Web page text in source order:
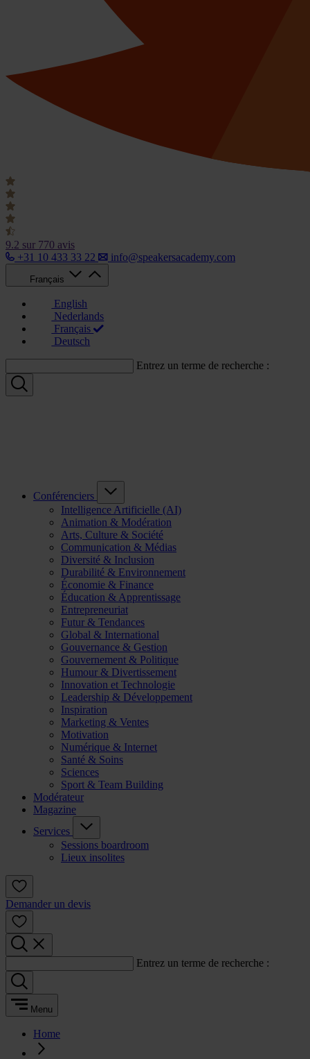
9.2 sur 770 avis
+31 10 433 33 22
info@speakersacademy.com
Français
English
Nederlands
Français
Deutsch
Entrez un terme de recherche :
Conférenciers
Intelligence Artificielle (AI)
Animation & Modération
Arts, Culture & Société
Communication & Médias
Diversité & Inclusion
Durabilité & Environnement
Économie & Finance
Éducation & Apprentissage
Entrepreneuriat
Futur & Tendances
Global & International
Gouvernance & Gestion
Gouvernement & Politique
Humour & Divertissement
Innovation et Technologie
Leadership & Développement
Inspiration
Marketing & Ventes
Motivation
Numérique & Internet
Santé & Soins
Sciences
Sport & Team Building
Modérateur
Magazine
Services
Sessions boardroom
Lieux insolites
Demander un devis
Entrez un terme de recherche :
Menu
Home